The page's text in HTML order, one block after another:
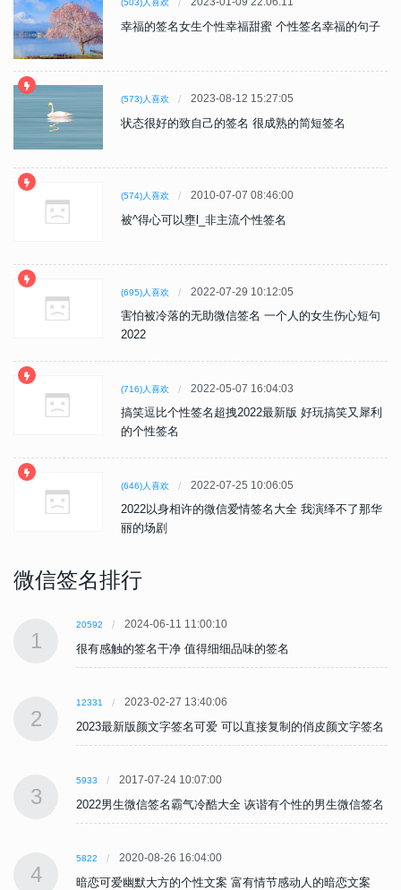
(503)人喜欢
幸福的签名女生个性幸福甜蜜 个性签名幸福的句子
(573)人喜欢 2023-08-12 15:27:05
状态很好的致自己的签名 很成熟的简短签名
(574)人喜欢 2010-07-07 08:46:00
被^得心可以壅l_非主流个性签名
(695)人喜欢 2022-07-29 10:12:05
害怕被冷落的无助微信签名 一个人的女生伤心短句
2022
(716)人喜欢 2022-05-07 16:04:03
搞笑逗比个性签名超拽2022最新版 好玩搞笑又犀利
的个性签名
(646)人喜欢 2022-07-25 10:06:05
2022以身相许的微信爱情签名大全 我演绎不了那华
丽的场剧
微信签名排行
1
20592 2024-06-11 11:00:10
很有感触的签名干净 值得细细品味的签名
2
12331 2023-02-27 13:40:06
2023最新版颜文字签名可爱 可以直接复制的俏皮颜文字签名
3
5933 2017-07-24 10:07:00
2022男生微信签名霸气冷酷大全 诙谐有个性的男生微信签名
4
5822 2020-08-26 16:04:00
暗恋可爱幽默大方的个性文案 富有情节感动人的暗恋文案